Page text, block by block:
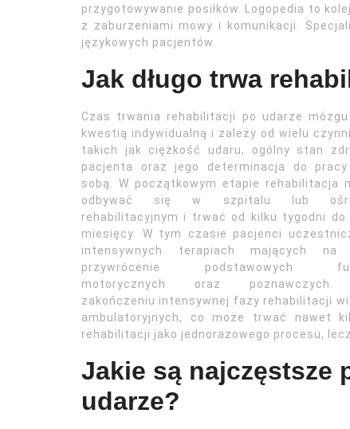
przygotowywanie posiłków. Logopedia to
z zaburzeniami mowy i komunikacji.
językowych pacjentów.
Jak długo trwa
Czas trwania rehabilitacji po udarze
kwestią indywidualną i zależy od wielu
takich jak ciężkość udaru, ogólny stan
pacjenta oraz jego determinacja do pracy
sobą. W początkowym etapie rehabilitacja
odbywać się w szpitalu lub
rehabilitacyjnym i trwać od kilku tygodni do
miesięcy. W tym czasie pacjenci
intensywnych terapiach mających na
przywrócenie podstawowych
motorycznych oraz
zakończeniu intensywnej fazy rehabilitacji
ambulatoryjnych, co może trwać nawet
rehabilitacji jako jednorazowego procesu,
Jakie są najczęstsze
udarze?